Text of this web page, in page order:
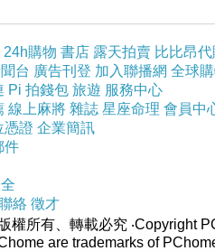
24h購物 書店 露天拍賣 比比昂
台 廣告刊登 加入聯播網 全球
Pi 拍錢包 旅遊 服務中心
線上麻將 雜誌 星座命理 會員中
憑證 企業簡訊
件
絡 徵才
權所有、轉載必究 ‧Copyright
are trademarks of